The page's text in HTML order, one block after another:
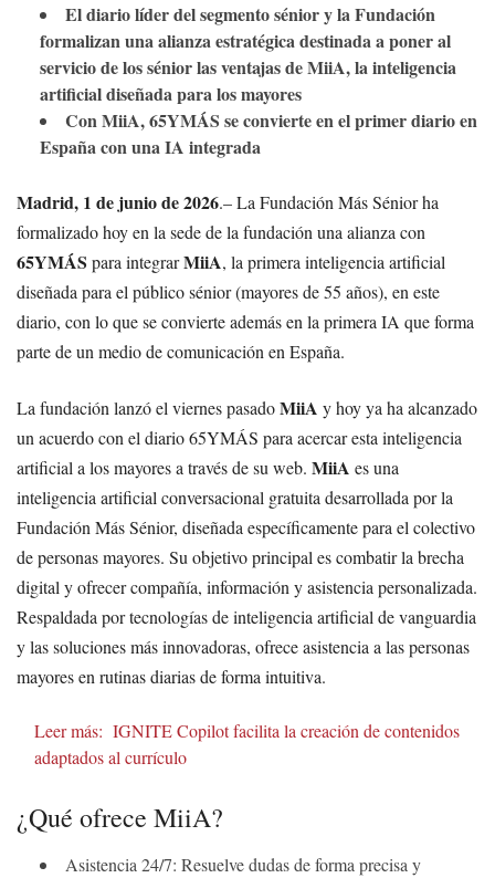
El diario líder del segmento sénior y la Fundación
formalizan una alianza estratégica destinada a poner al
servicio de los sénior las ventajas de MiiA, la inteligencia
artificial diseñada para los mayores
Con MiiA, 65YMÁS se convierte en el primer diario en
España con una IA integrada
Madrid, 1 de junio de 2026.– La Fundación Más Sénior ha
formalizado hoy en la sede de la fundación una alianza con
65YMÁS para integrarMiiA, la primera inteligencia artificial
diseñada para el público sénior (mayores de 55 años), en este
diario, con lo que se convierte además en la primera IA que forma
parte de un medio de comunicación en España.
La fundación lanzó el viernes pasadoMiiA y hoy ya ha alcanzado
un acuerdo con el diario 65YMÁS para acercar esta inteligencia
artificial a los mayores a través de su web. MiiA es una
inteligencia artificial conversacional gratuita desarrollada por la
Fundación Más Sénior, diseñada específicamente para el colectivo
de personas mayores. Su objetivo principal es combatir la brecha
digital y ofrecer compañía, información y asistencia personalizada.
Respaldada por tecnologías de inteligencia artificial de vanguardia
y las soluciones más innovadoras, ofrece asistencia a las personas
mayores en rutinas diarias de forma intuitiva.
Leer más: IGNITE Copilot facilita la creación de contenidos
adaptados al currículo
¿Qué ofrece MiiA?
Asistencia 24/7: Resuelve dudas de forma precisa y